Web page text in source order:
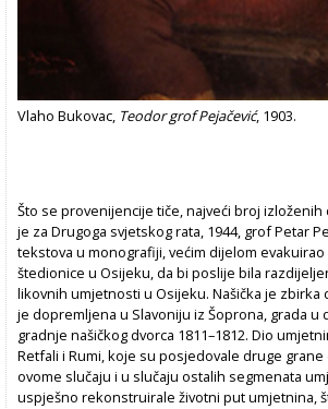
Vlaho Bukovac, Teodor grof Pejačević, 1903.
Što se provenijencije tiče, najveći broj
je za Drugoga svjetskog rata, 1944, grof Petar
tekstova u monografiji, većim dijelom
štedionice u Osijeku, da bi poslije bila
likovnih umjetnosti u Osijeku. Našička je zbirka
je dopremljena u Slavoniju iz Šoprona, grada
gradnje našičkog dvorca 1811–1812. Dio
Retfali i Rumi, koje su posjedovale druge
ovome slučaju i u slučaju ostalih segmenata
uspješno rekonstruirale životni put umjetnina,